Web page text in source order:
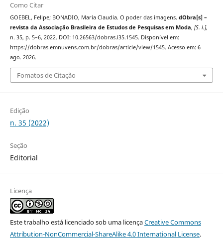
Como Citar
GOEBEL, Felipe; BONADIO, Maria Claudia. O poder das imagens. dObra[s] –
revista da Associação Brasileira de Estudos de Pesquisas em Moda, [S. l.],
n. 35, p. 5–6, 2022. DOI: 10.26563/dobras.i35.1545. Disponível em:
https://dobras.emnuvens.com.br/dobras/article/view/1545. Acesso em: 6
ago. 2026.
Fomatos de Citação
Edição
n. 35 (2022)
Seção
Editorial
Licença
Este trabalho está licenciado sob uma licençaCreative Commons
Attribution-NonCommercial-ShareAlike 4.0 International License.